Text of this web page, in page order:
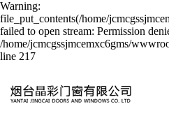
Warning:
file_put_contents(/home/
failed to open stream: Permission
/home/jcmcgssjmcemxc6gms/
line 217